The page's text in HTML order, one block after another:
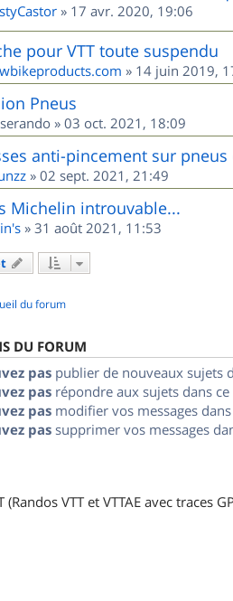
» 17 avr. 2020, 19:06
pour VTT toute suspendu
» 14 juin 2019,
Pneus
» 03 oct. 2021, 18:09
anti-pincement sur pneus
» 02 sept. 2021, 21:49
Michelin introuvable...
» 31 août 2021, 11:53
du forum
DU FORUM
pas publier de nouveaux sujets
pas répondre aux sujets dans
pas modifier vos messages
pas supprimer vos messages
(Randos VTT et VTTAE avec traces